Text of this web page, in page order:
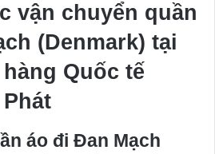
vận chuyển quần
(Denmark) tại
Quốc tế
áo đi Đan Mạch